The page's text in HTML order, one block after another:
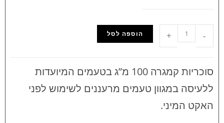
-
+ הוספה לסל
סוכריות קמגרה 100 מ”ג בטעמים המיועדות
ללעיסה במגוון טעמים מרעננים לשימוש לפני
האקט המיני.